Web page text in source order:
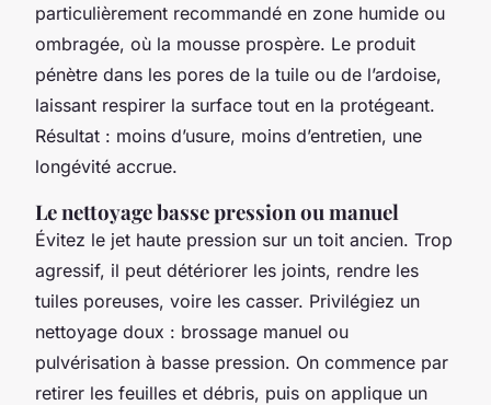
particulièrement recommandé en zone humide ou
ombragée, où la mousse prospère. Le produit
pénètre dans les pores de la tuile ou de l’ardoise,
laissant respirer la surface tout en la protégeant.
Résultat : moins d’usure, moins d’entretien, une
longévité accrue.
Le nettoyage basse pression ou manuel
Évitez le jet haute pression sur un toit ancien. Trop
agressif, il peut détériorer les joints, rendre les
tuiles poreuses, voire les casser. Privilégiez un
nettoyage doux : brossage manuel ou
pulvérisation à basse pression. On commence par
retirer les feuilles et débris, puis on applique un